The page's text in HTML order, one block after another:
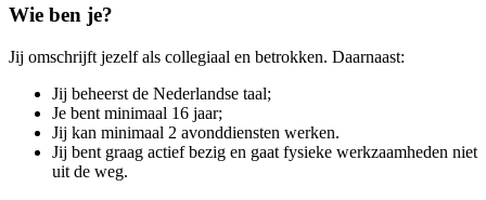
Wie ben je?
Jij omschrijft jezelf als collegiaal en betrokken. Daarnaast:
Jij beheerst de Nederlandse taal;
Je bent minimaal 16 jaar;
Jij kan minimaal 2 avonddiensten werken.
Jij bent graag actief bezig en gaat fysieke werkzaamheden niet
uit de weg.